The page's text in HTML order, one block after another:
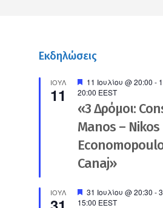
Εκδηλώσεις
ΙΟΎΛ
11
Προτεινόμενο
11 Ιουλίου @ 20:00 -
20:00 EEST
«3 Δρόμοι:
Manos – Nikos
Canaj»
ΙΟΎΛ Προτεινόμενο
31 Ιουλίου @ 20:30 -
15:00 EEST